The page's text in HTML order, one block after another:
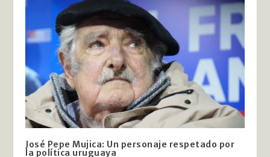
José Pepe Mujica: Un personaje respetado por
la política uruguaya